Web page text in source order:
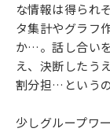
な情報は得られ
タ集計やグラフ
か…。話し合い
え、決断したう
割分担…という
少しグループワ